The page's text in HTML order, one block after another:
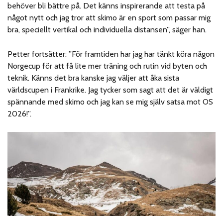
behöver bli bättre på. Det känns inspirerande att testa på
något nytt och jag tror att skimo är en sport som passar mig
bra, speciellt vertikal och individuella distansen”, säger han.
Petter fortsätter: ”För framtiden har jag har tänkt köra någon
Norgecup för att få lite mer träning och rutin vid byten och
teknik. Känns det bra kanske jag väljer att åka sista
världscupen i Frankrike. Jag tycker som sagt att det är väldigt
spännande med skimo och jag kan se mig själv satsa mot OS
2026!”.